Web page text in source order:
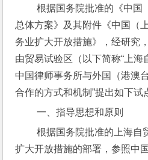
根据国务院批准的《中国（上海）自由贸易试验区
总体方案》及其附件《中国（
务业扩大开放措施》，经研究
由贸易试验区（以下简称“上海
中国律师事务所与外国（港澳
合作的方式和机制”提出如下试
一、指导思想和原则
根据国务院批准的上海自贸区总体方案及其服务业
扩大开放措施的部署，参照中